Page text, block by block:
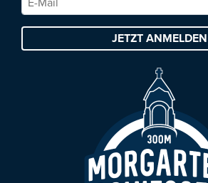
JETZT ANMELDEN